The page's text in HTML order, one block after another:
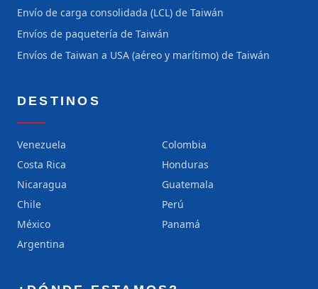
Envío de carga consolidada (LCL) de Taiwán
Envíos de paquetería de Taiwán
Envíos de Taiwan a USA (aéreo y marítimo) de Taiwán
DESTINOS
Venezuela
Colombia
Costa Rica
Honduras
Nicaragua
Guatemala
Chile
Perú
México
Panamá
Argentina